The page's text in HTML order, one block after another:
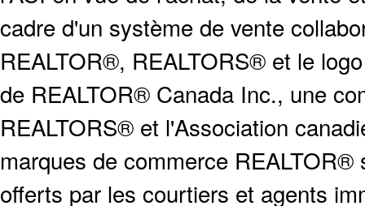
cadre d'un système de vente
REALTOR®, REALTORS® et le
de REALTOR® Canada Inc., une
REALTORS® et l'Association
marques de commerce
offerts par les courtiers et agents